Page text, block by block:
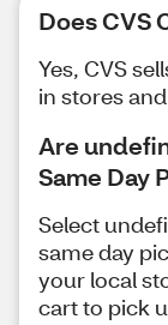
Does CVS
Yes, CVS
in stores
Are
Same Day
Select
same day
your local
cart to pick